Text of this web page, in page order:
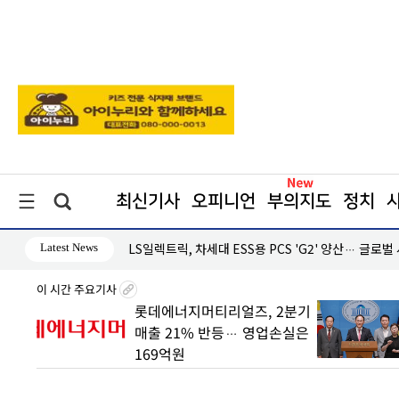
최신기사 오피니언 부의지도 정치
Latest News
자 지속 LS일렉트릭, 차세대 ESS용 PCS 'G2' 양산… 글로벌
이 시간 주요기사
롯데에너지머티리얼즈, 2분기
매출 21% 반등… 영업손실은
169억원